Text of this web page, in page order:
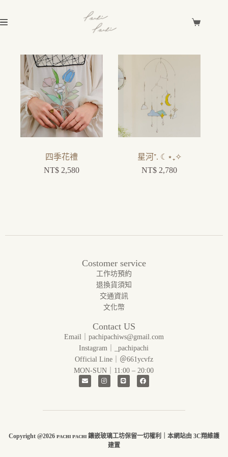
四季花禮
NT$ 2,580
星河⁺. ☾⋆₊✧
NT$ 2,780
Costomer service
工作坊預約
退換貨須知
交通資訊
文化幣
Contact US
Email｜pachipachiws@gmail.com
Instagram｜_pachipachi
Official Line｜＠661ycvfz
MON-SUN｜11:00 – 20:00
Copyright @2026 ᴘᴀᴄʜɪ ᴘᴀᴄʜɪ 鑲嵌玻璃工坊保留一切權利｜本網站由 3C翔維護
建置